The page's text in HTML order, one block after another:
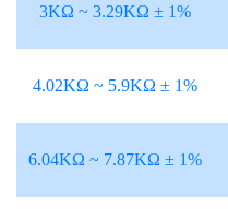
3KΩ ~ 3.29KΩ ± 1%
4.02KΩ ~ 5.9KΩ ± 1%
6.04KΩ ~ 7.87KΩ ± 1%